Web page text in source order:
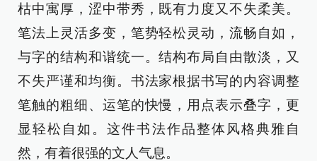
枯中寓厚，涩中带秀，既有力度又不失柔美。
笔法上灵活多变，笔势轻松灵动，流畅自如，
与字的结构和谐统一。结构布局自由散淡，又
不失严谨和均衡。书法家根据书写的内容调整
笔触的粗细、运笔的快慢，用点表示叠字，更
显轻松自如。这件书法作品整体风格典雅自
然，有着很强的文人气息。